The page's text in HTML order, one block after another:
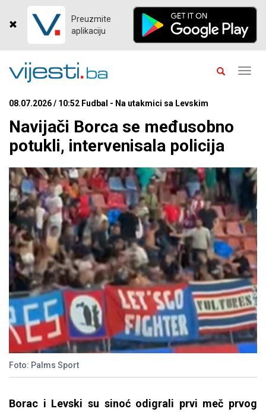
Preuzmite
aplikaciju
08.07.2026 / 10:52 Fudbal - Na utakmici sa Levskim
Navijači Borca se međusobno
potukli, intervenisala policija
Foto: Palms Sport
Borac i Levski su sinoć odigrali prvi meč prvog